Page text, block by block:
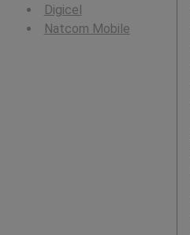
Digicel
Natcom Mobile